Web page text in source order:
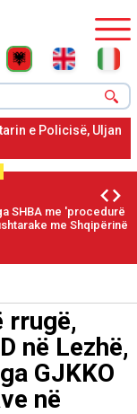
me kamerierin
shërbimi
SHBA me 'procedurë
me Shqipërinë
rrugë,
në Lezhë,
GJKKO
në